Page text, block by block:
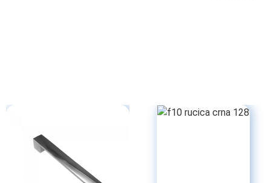
Stolovi za šminkanje